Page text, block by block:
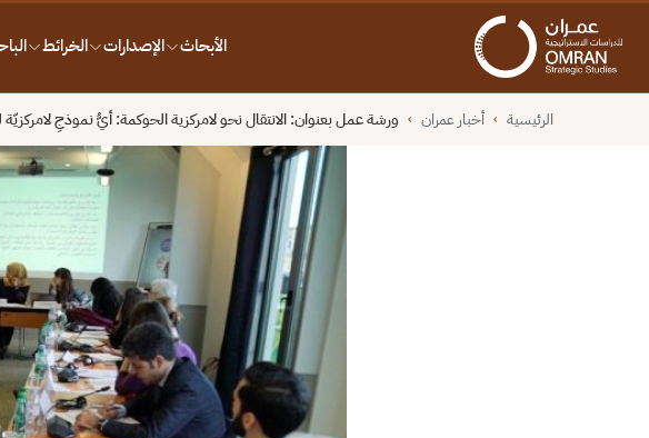
الأبحاث الإصدارات الخرائط
الرئيسية › أخبار عمران › ورشة عمل بعنوان: الانتقال نحو لامركزية الحوكمة: أيُّ نموذجِ